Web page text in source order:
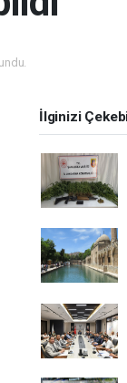
İlginizi